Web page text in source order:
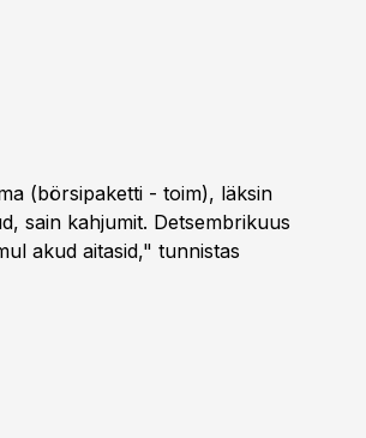
(börsipaketti - toim), läksin
sain kahjumit. Detsembrikuus
akud aitasid," tunnistas